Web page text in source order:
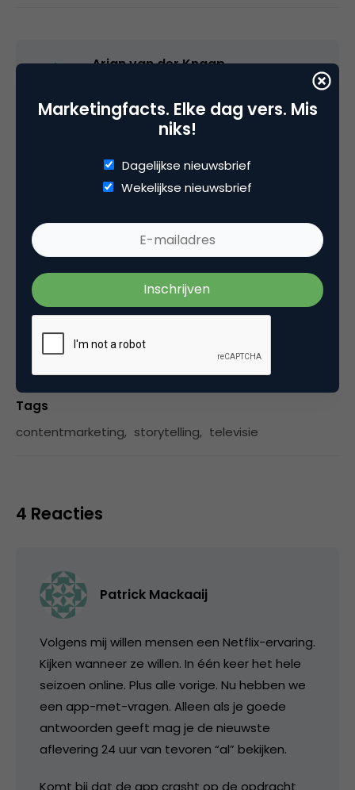
Arjan van der Knaap
Inspiratiefactor
ondersteunt ondernemers en organisaties bij
het vertellen, ontwikkelen en beheersen van
brengen we moed, standvastigheid en vooral
humor terug in ons vak.
Categorie
Contentmarketing & Storytelling
Tags
contentmarketing, storytelling, televisie
4 Reacties
Patrick Mackaaij
Volgens mij willen mensen een Netflix-ervaring.
Kijken wanneer ze willen. In één keer het hele
seizoen online. Plus alle vorige. Nu hebben we
een app-met-vragen. Alleen als je goede
antwoorden geeft mag je de nieuwste
aflevering 24 uur van tevoren “al” bekijken.
Komt bij dat de app crasht op de opdracht
Marketingfacts. Elke dag vers. Mis
niks!
Dagelijkse nieuwsbrief
Wekelijkse nieuwsbrief